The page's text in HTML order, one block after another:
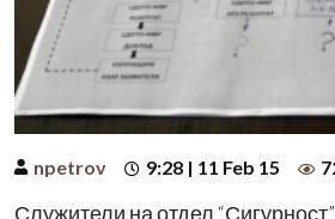
npetrov 9:28 | 11 Feb 15
Служители на отдел